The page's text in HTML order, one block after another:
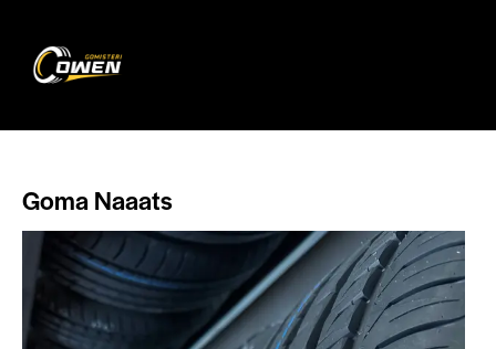
Goma Naaats